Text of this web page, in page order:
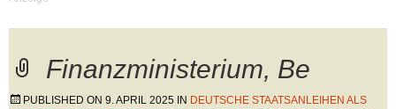
Finanzministerium, Be
PUBLISHED ON 9. APRIL 2025 IN DEUTSCHE STAATSANLEIHEN ALS